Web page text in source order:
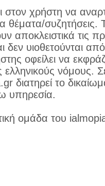
στον χρήστη να
θέματα/συζητήσεις.
αποκλειστικά τις
δεν υιοθετούνται
οφείλει να
νόμους.
διατηρεί το
υπηρεσία.
ομάδα του